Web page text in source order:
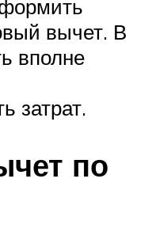
вычет. В
вполне
затрат.
по